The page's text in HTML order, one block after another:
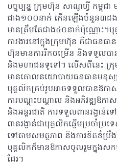
បច្ចុប្បន្ន ក្រុមហ៊ុន សាណូហ្វី កម្ពុជា
ជាង១០០នាក់ កើនឡើងចំនួន៣ដ
មានត្រឹមតែជាង៤០នាក់ប៉ុណ្ណោះ។
ការងារនៅក្នុងក្រុមហ៊ុន គឺជាធនធ
ហ៊ុនមានការរីកចម្រើន និងទទួលប
និងមហាជនទូទៅ។ លើសពីនេះ ក្រុ
មានគោលនយោបាយធនធានមនុស្ស
បុគ្គលិកគ្រប់រូបអាចទទួលបានឱកាស
ការបណ្តុះបណ្តាល និងអភិវឌ្ឍឱកា
និងអន្តរជាតិ ការទទួលពានរង្វាន់
ពានរង្វាន់ជាបុគ្គលិកឆ្នើមប្រចាំប្
ទៅតាមសមត្ថភាព និងការខិតខំប្រឹងប្
បុគ្គលិកក៏មានឱកាសចូលរួមក្នុងសកម្
ដែរ។